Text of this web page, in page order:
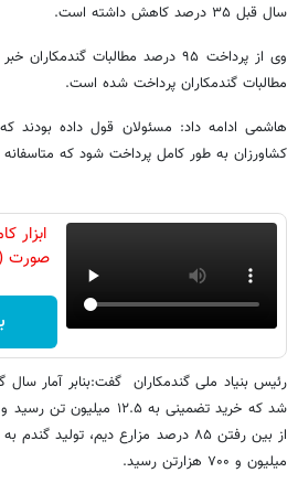
سال قبل ۳۵ درصد کاهش داشته است.
مطالبات گندمکاران پرداخت شده است.
هاشمی ادامه داد: مسئولان قول داده بودند
کشاورزان به طور کامل پرداخت شود که
ابزار
صورت
شد که خرید تضمینی به
میلیون و ۷۰۰ هزارتن رسید.